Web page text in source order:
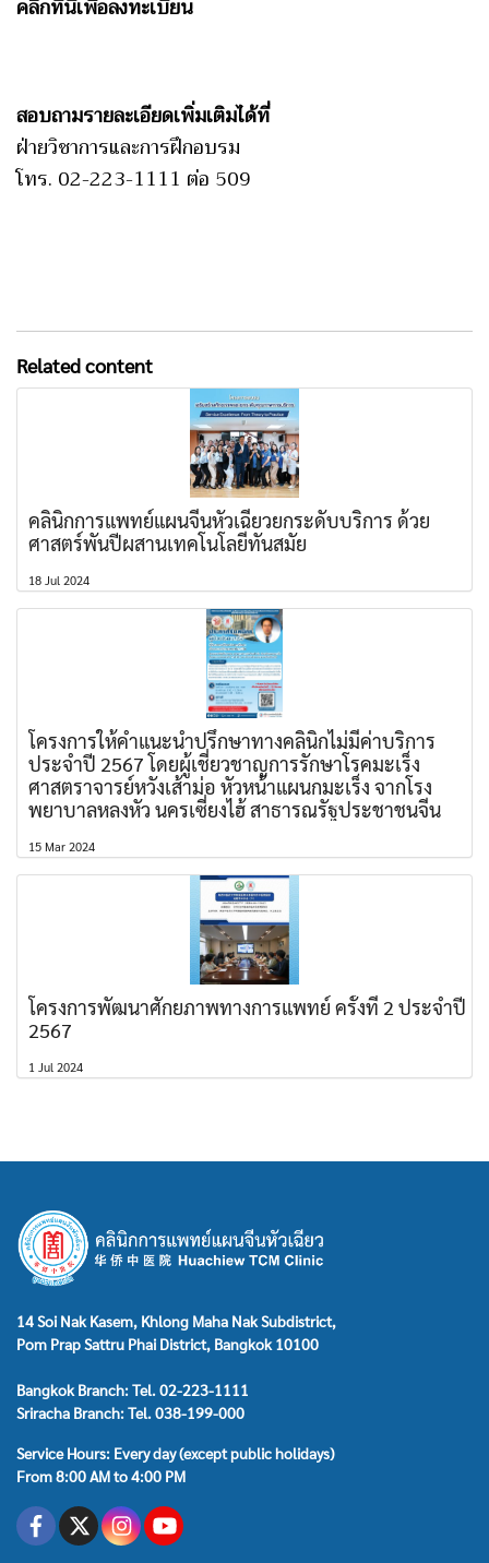
คลิกที่นี่เพื่อลงทะเบียน
สอบถามรายละเอียดเพิ่มเติมได้ที่
ฝ่ายวิชาการและการฝึกอบรม
โทร. 02-223-1111 ต่อ 509
Related content
คลินิกการแพทย์แผนจีนหัวเฉียวยกระดับบริการ ด้วย
ศาสตร์พันปีผสานเทคโนโลยีทันสมัย
18 Jul 2024
โครงการให้คำแนะนำปรึกษาทางคลินิกไม่มีค่าบริการ
ประจำปี 2567 โดยผู้เชี่ยวชาญการรักษาโรคมะเร็ง
ศาสตราจารย์หวังเส้าม่อ หัวหน้าแผนกมะเร็ง จากโรง
พยาบาลหลงหัว นครเซี่ยงไฮ้ สาธารณรัฐประชาชนจีน
15 Mar 2024
โครงการพัฒนาศักยภาพทางการแพทย์ ครั้งที่ 2 ประจำปี
2567
1 Jul 2024
14 Soi Nak Kasem, Khlong Maha Nak Subdistrict,
Pom Prap Sattru Phai District, Bangkok 10100
Bangkok Branch: Tel. 02-223-1111
Sriracha Branch: Tel. 038-199-000
Service Hours: Every day (except public holidays)
From 8:00 AM to 4:00 PM